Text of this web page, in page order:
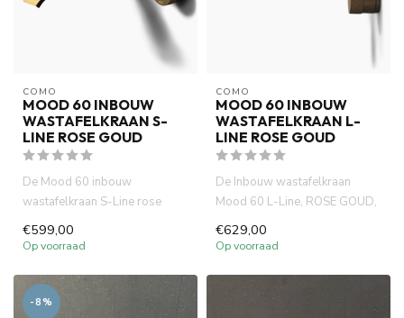
COMO
MOOD 60 INBOUW
WASTAFELKRAAN S-
LINE ROSE GOUD
De Mood 60 inbouw
wastafelkraan S-Line rose
DZR messi...
€599,00
Op voorraad
COMO
MOOD 60 INBOUW
WASTAFELKRAAN L-
LINE ROSE GOUD
De Inbouw wastafelkraan
Mood 60 L-Line, ROSE GOUD,
mess...
€629,00
Op voorraad
-8%